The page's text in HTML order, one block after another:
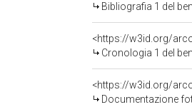
Bibliografia 1 del
<https://w3id.org/
Cronologia 1 del
Documentazione